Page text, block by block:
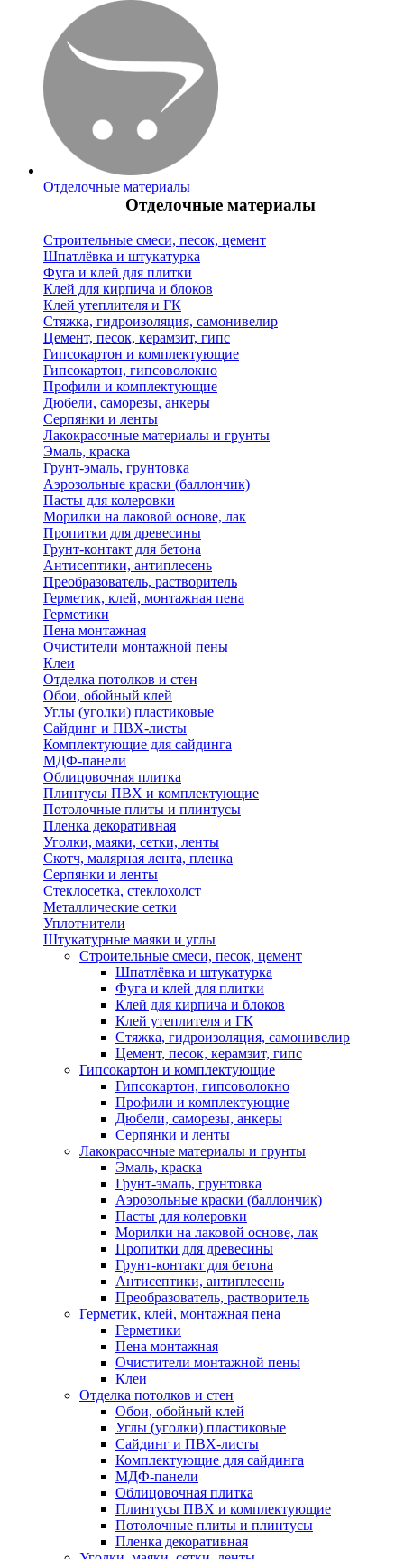
Отделочные материалы
Отделочные материалы
Строительные смеси, песок, цемент
Шпатлёвка и штукатурка
Фуга и клей для плитки
Клей для кирпича и блоков
Клей утеплителя и ГК
Стяжка, гидроизоляция, самонивелир
Цемент, песок, керамзит, гипс
Гипсокартон и комплектующие
Гипсокартон, гипсоволокно
Профили и комплектующие
Дюбели, саморезы, анкеры
Серпянки и ленты
Лакокрасочные материалы и грунты
Эмаль, краска
Грунт-эмаль, грунтовка
Аэрозольные краски (баллончик)
Пасты для колеровки
Морилки на лаковой основе, лак
Пропитки для древесины
Грунт-контакт для бетона
Антисептики, антиплесень
Преобразователь, растворитель
Герметик, клей, монтажная пена
Герметики
Пена монтажная
Очистители монтажной пены
Клеи
Отделка потолков и стен
Обои, обойный клей
Углы (уголки) пластиковые
Сайдинг и ПВХ-листы
Комплектующие для сайдинга
МДФ-панели
Облицовочная плитка
Плинтусы ПВХ и комплектующие
Потолочные плиты и плинтусы
Пленка декоративная
Уголки, маяки, сетки, ленты
Скотч, малярная лента, пленка
Серпянки и ленты
Стеклосетка, стеклохолст
Металлические сетки
Уплотнители
Штукатурные маяки и углы
Строительные смеси, песок, цемент
Шпатлёвка и штукатурка
Фуга и клей для плитки
Клей для кирпича и блоков
Клей утеплителя и ГК
Стяжка, гидроизоляция, самонивелир
Цемент, песок, керамзит, гипс
Гипсокартон и комплектующие
Гипсокартон, гипсоволокно
Профили и комплектующие
Дюбели, саморезы, анкеры
Серпянки и ленты
Лакокрасочные материалы и грунты
Эмаль, краска
Грунт-эмаль, грунтовка
Аэрозольные краски (баллончик)
Пасты для колеровки
Морилки на лаковой основе, лак
Пропитки для древесины
Грунт-контакт для бетона
Антисептики, антиплесень
Преобразователь, растворитель
Герметик, клей, монтажная пена
Герметики
Пена монтажная
Очистители монтажной пены
Клеи
Отделка потолков и стен
Обои, обойный клей
Углы (уголки) пластиковые
Сайдинг и ПВХ-листы
Комплектующие для сайдинга
МДФ-панели
Облицовочная плитка
Плинтусы ПВХ и комплектующие
Потолочные плиты и плинтусы
Пленка декоративная